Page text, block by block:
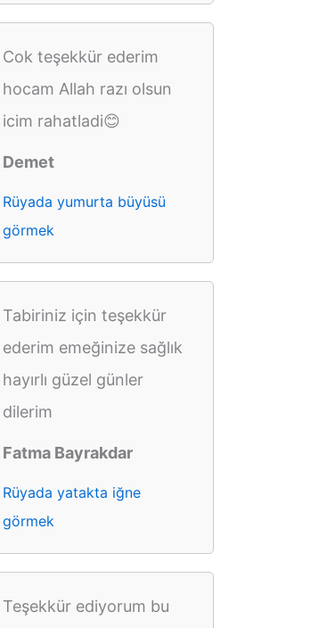
Cok teşekkür ederim
hocam Allah razı olsun
icim rahatladi😊
Demet
Rüyada yumurta büyüsü
görmek
Tabiriniz için teşekkür
ederim emeğinize sağlık
hayırlı güzel günler
dilerim
Fatma Bayrakdar
Rüyada yatakta iğne
görmek
Teşekkür ediyorum bu